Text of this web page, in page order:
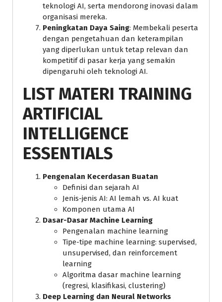
teknologi AI, serta mendorong inovasi dalam
organisasi mereka.
Peningkatan Daya Saing: Membekali peserta
dengan pengetahuan dan keterampilan
yang diperlukan untuk tetap relevan dan
kompetitif di pasar kerja yang semakin
dipengaruhi oleh teknologi AI.
LIST MATERI TRAINING
ARTIFICIAL
INTELLIGENCE
ESSENTIALS
Pengenalan Kecerdasan Buatan
Definisi dan sejarah AI
Jenis-jenis AI: AI lemah vs. AI kuat
Komponen utama AI
Dasar-Dasar Machine Learning
Pengenalan machine learning
Tipe-tipe machine learning: supervised,
unsupervised, dan reinforcement
learning
Algoritma dasar machine learning
(regresi, klasifikasi, clustering)
Deep Learning dan Neural Networks